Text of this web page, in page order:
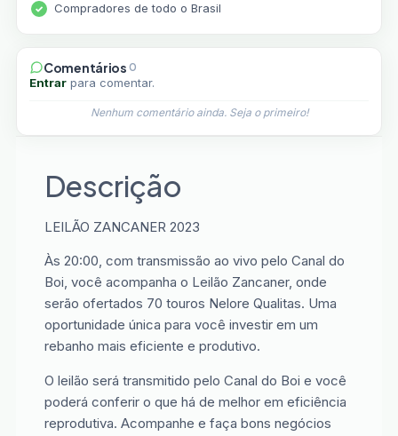
Compradores de todo o Brasil
Comentários 0
Entrarpara comentar.
Nenhum comentário ainda. Seja o primeiro!
Descrição
LEILÃO ZANCANER 2023
Às 20:00, com transmissão ao vivo pelo Canal do
Boi, você acompanha o Leilão Zancaner, onde
serão ofertados 70 touros Nelore Qualitas. Uma
oportunidade única para você investir em um
rebanho mais eficiente e produtivo.
O leilão será transmitido pelo Canal do Boi e você
poderá conferir o que há de melhor em eficiência
reprodutiva. Acompanhe e faça bons negócios